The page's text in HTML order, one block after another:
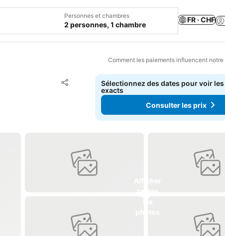
Personnes et chambres
2 personnes, 1 chambre
FR · CHF
Comment les paiements influencent
Partager
Ajouter à mes favoris
Sélectionnez des dates pour voir
exacts
Consulter les prix